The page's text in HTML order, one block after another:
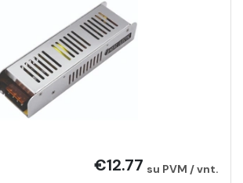
€12.77 su PVM / vnt.